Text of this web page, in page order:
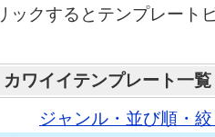
ックするとテンプレート
カワイイテンプレート一覧
ジャンル・並び順・